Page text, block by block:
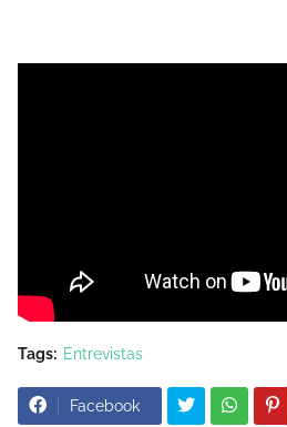
Tags: Entrevistas
Facebook